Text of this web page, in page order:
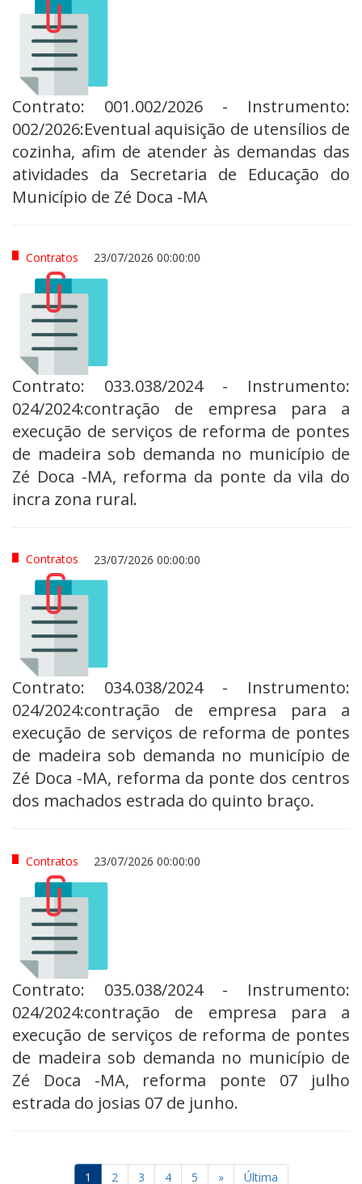
Contrato: 001.002/2026 - Instrumento:
002/2026:Eventual aquisição de utensílios de
cozinha, afim de atender às demandas das
atividades da Secretaria de Educação do
Município de Zé Doca -MA
Contratos 23/07/2026 00:00:00
Contrato: 033.038/2024 - Instrumento:
024/2024:contração de empresa para a
execução de serviços de reforma de pontes
de madeira sob demanda no município de
Zé Doca -MA, reforma da ponte da vila do
incra zona rural.
Contratos 23/07/2026 00:00:00
Contrato: 034.038/2024 - Instrumento:
024/2024:contração de empresa para a
execução de serviços de reforma de pontes
de madeira sob demanda no município de
Zé Doca -MA, reforma da ponte dos centros
dos machados estrada do quinto braço.
Contratos 23/07/2026 00:00:00
Contrato: 035.038/2024 - Instrumento:
024/2024:contração de empresa para a
execução de serviços de reforma de pontes
de madeira sob demanda no município de
Zé Doca -MA, reforma ponte 07 julho
estrada do josias 07 de junho.
1 2 3 4 5 » Última